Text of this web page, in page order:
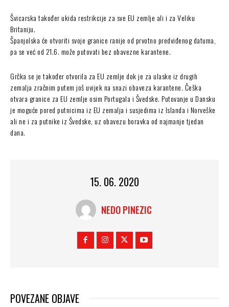
Švicarska također ukida restrikcije za sve EU zemlje ali i za Veliku
Britaniju.
Španjolska će otvoriti svoje granice ranije od prvotno predviđenog datuma,
pa se već od 21.6. može putovati bez obavezne karantene.
Grčka se je također otvorila za EU zemlje dok je za ulaske iz drugih
zemalja zračnim putem još uvijek na snazi obaveza karantene. Češka
otvara granice za EU zemlje osim Portugala i Švedske. Putovanje u Dansku
je moguće pored putnicima iz EU zemalja i susjedima iz Islanda i Norveške
ali ne i za putnike iz Švedske, uz obavezu boravka od najmanje tjedan
dana.
15. 06. 2020
NEDO PINEZIC
POVEZANE OBJAVE